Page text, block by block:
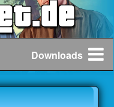
Downloads